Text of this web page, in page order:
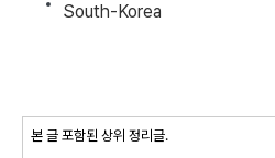
South-Korea
본 글 포함된 상위 정리글.